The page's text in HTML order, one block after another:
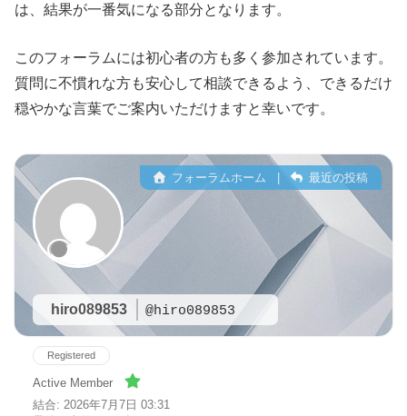
は、結果が一番気になる部分となります。
このフォーラムには初心者の方も多く参加されています。
質問に不慣れな方も安心して相談できるよう、できるだけ
穏やかな言葉でご案内いただけますと幸いです。
hiro089853 @hiro089853
フォーラムホーム | 最近の投稿
Registered
Active Member
結合: 2026年7月7日 03:31